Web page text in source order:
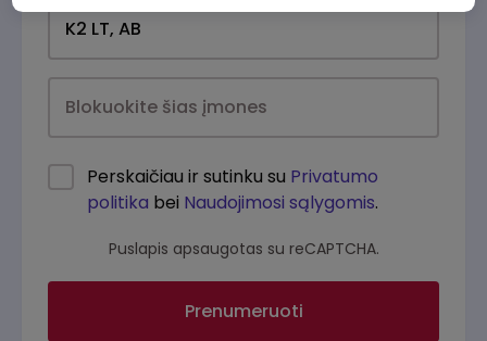
Perskaičiau ir sutinku su Privatumo
politika bei Naudojimosi sąlygomis.
Puslapis apsaugotas su reCAPTCHA.
Prenumeruoti